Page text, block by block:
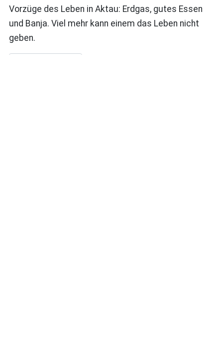
Vorzüge des Leben in Aktau: Erdgas, gutes Essen
und Banja. Viel mehr kann einem das Leben nicht
geben.